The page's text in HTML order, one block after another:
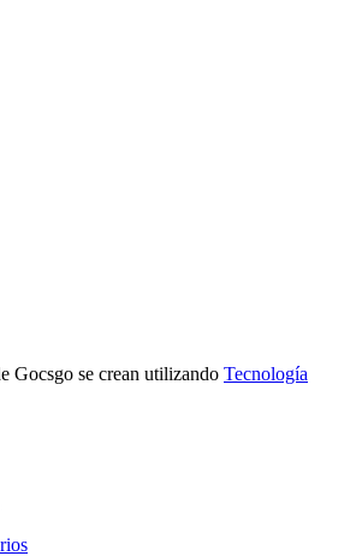
Gocsgo se crean utilizando Tecnología